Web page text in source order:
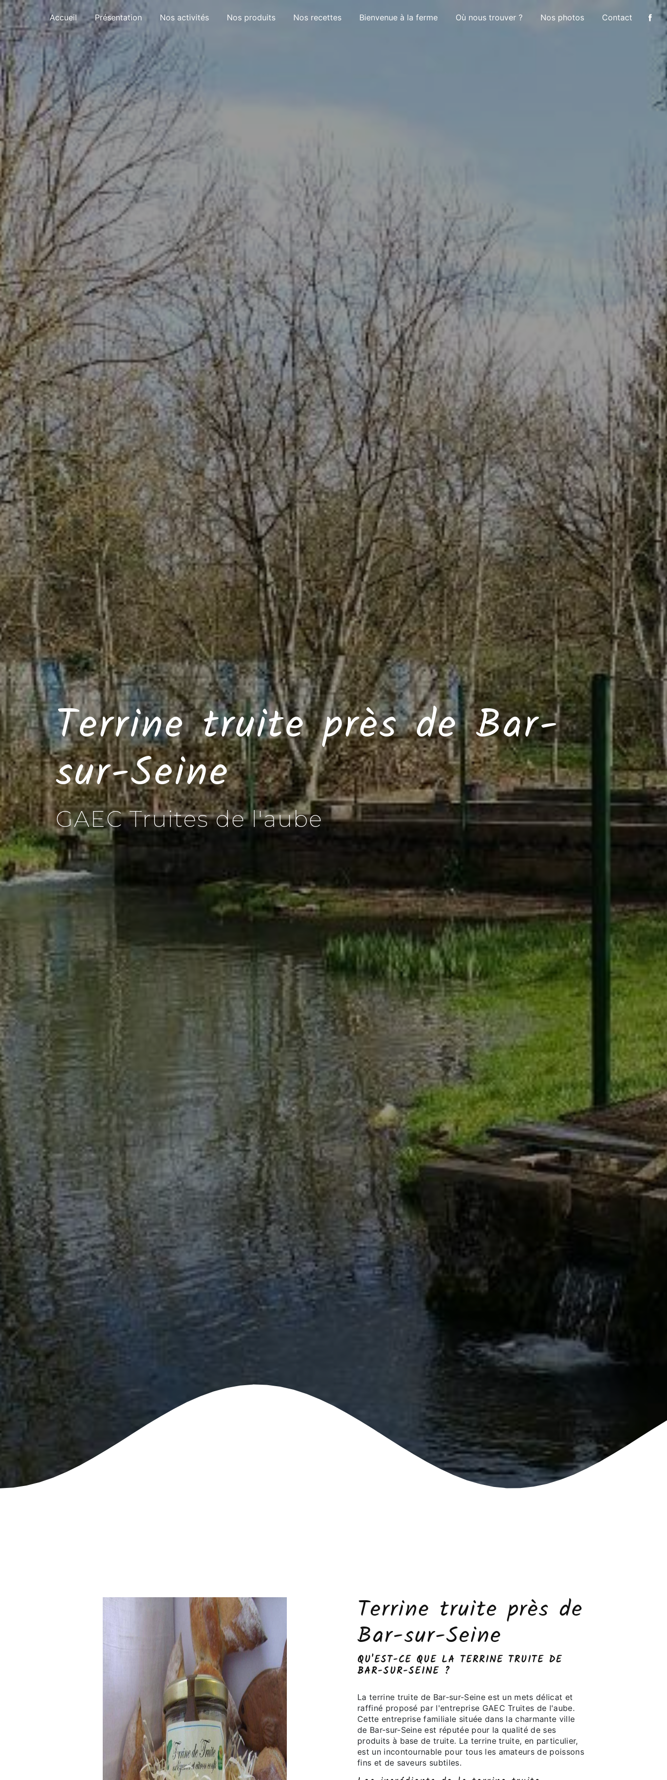
Accueil Présentation Nos activités Nos produits Nos recettes Bienvenue à la ferme Où nous trouver ? Nos photos Contact
Terrine truite près de Bar-
sur-Seine
GAEC Truites de l'aube
Terrine truite près de
Bar-sur-Seine
QU'EST-CE QUE LA TERRINE TRUITE DE
BAR-SUR-SEINE ?
La terrine truite de Bar-sur-Seine est un mets délicat et
raffiné proposé par l'entreprise GAEC Truites de l'aube.
Cette entreprise familiale située dans la charmante ville
de Bar-sur-Seine est réputée pour la qualité de ses
produits à base de truite. La terrine truite, en particulier,
est un incontournable pour tous les amateurs de poissons
fins et de saveurs subtiles.
Panneau de gestion des cookies